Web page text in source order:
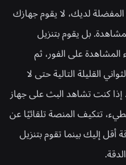
لديك، لا يقوم جهازك
بل يقوم بتنزيل
على الفور، ثم
القليلة التالية حتى لا
كنت تشاهد البث على جهاز
تتكيف المنصة تلقائيًا عن
إليك بينما تقوم بتنزيل